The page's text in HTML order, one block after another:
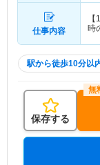
仕事内容
時
駅から徒歩10分以
保存する